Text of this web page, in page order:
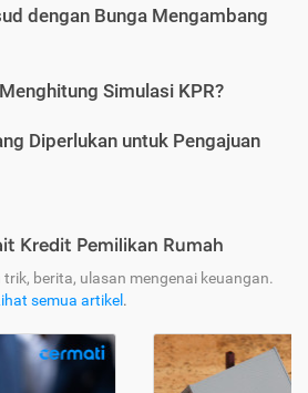
dengan Bunga Mengambang
Simulasi KPR?
Diperlukan untuk Pengajuan
Kredit Pemilikan Rumah
berita, ulasan mengenai keuangan.
semua artikel .